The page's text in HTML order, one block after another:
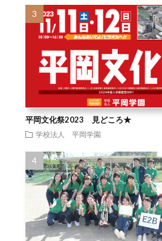
平岡文化祭2023 見どころ★
学校法人 平岡学園